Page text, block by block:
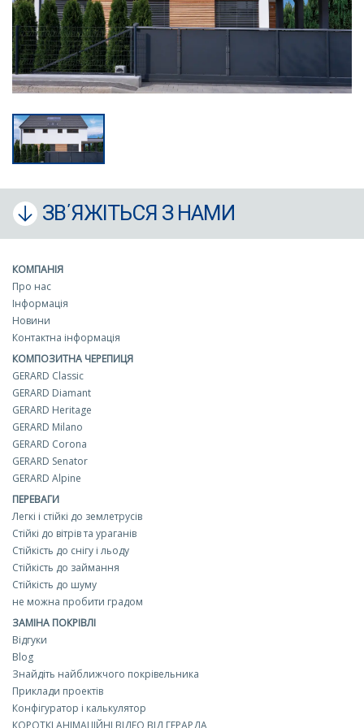
ЗВ΄ЯЖІТЬСЯ З НАМИ
КОМПАНІЯ
Про нас
Інформація
Новини
Контактна інформація
КОМПОЗИТНА ЧЕРЕПИЦЯ
GERARD Classic
GERARD Diamant
GERARD Heritage
GERARD Milano
GERARD Corona
GERARD Senator
GERARD Alpine
ПЕРЕВАГИ
Легкі і стійкі до землетрусів
Стійкі до вітрів та ураганів
Стійкість до снігу і льоду
Стійкість до займання
Стійкість до шуму
не можна пробити градом
ЗАМІНА ПОКРІВЛІ
Відгуки
Blog
Знайдіть найближчого покрівельника
Приклади проектів
Конфігуратор і калькулятор
КОРОТКІ АНІМАЦІЙНІ ВІДЕО ВІД ГЕРАРДА